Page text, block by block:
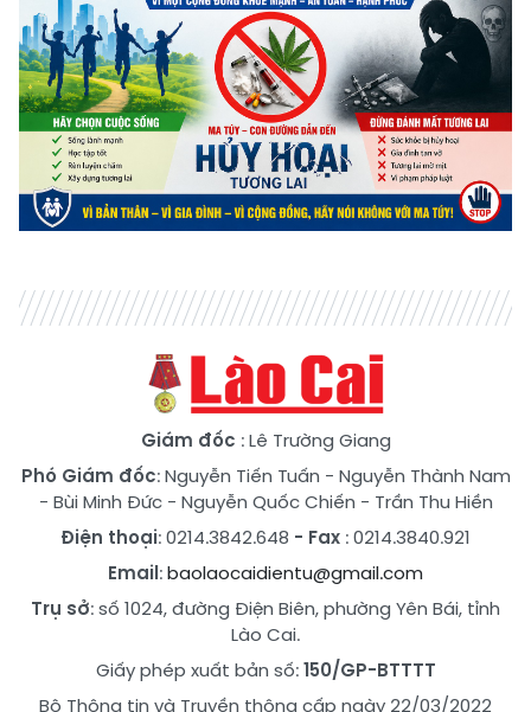
Giám đốc : Lê Trường Giang
Phó Giám đốc:Nguyễn Tiến Tuấn - Nguyễn Thành Nam
- Bùi Minh Đức- Nguyễn Quốc Chiến - Trần Thu Hiền
Điện thoại: 0214.3842.648 - Fax : 0214.3840.921
Email:baolaocaidientu@gmail.com
Trụ sở: số 1024, đường Điện Biên, phường Yên Bái, tỉnh
Lào Cai.
Giấy phép xuất bản số:150/GP-BTTTT
Bộ Thông tin và Truyền thông cấp ngày 22/03/2022